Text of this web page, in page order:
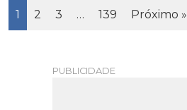
Page
1 Page
2 Page
3 … Page
139 Próximo »
PUBLICIDADE